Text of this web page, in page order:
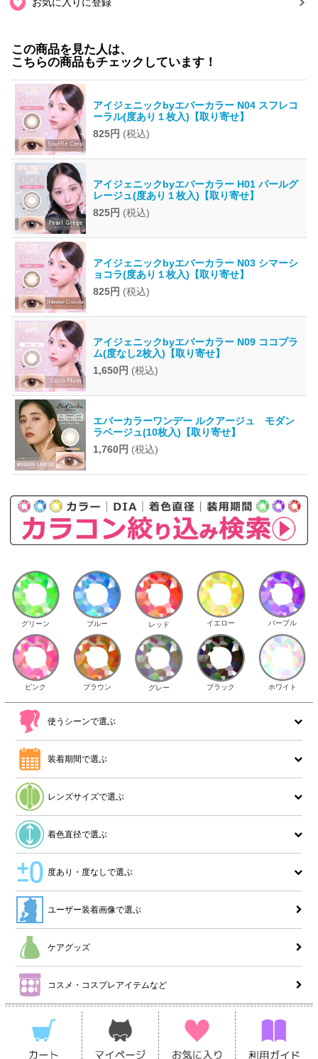
この商品を見た人は、
こちらの商品もチェックしています！
アイジェニックbyエバーカラー N04 スフレコ
ーラル(度あり１枚入)【取り寄せ】
825円 (税込)
アイジェニックbyエバーカラー H01 パールグ
レージュ(度あり１枚入)【取り寄せ】
825円 (税込)
アイジェニックbyエバーカラー N03 シマーシ
ョコラ(度あり１枚入)【取り寄せ】
825円 (税込)
アイジェニックbyエバーカラー N09 ココプラ
ム(度なし2枚入)【取り寄せ】
1,650円 (税込)
エバーカラーワンデー ルクアージュ モダン
ラベージュ(10枚入)【取り寄せ】
1,760円 (税込)
グリーン ブルー レッド イエロー パープル
ピンク ブラウン グレー ブラック ホワイト
使うシーンで選ぶ
装着期間で選ぶ
レンズサイズで選ぶ
着色直径で選ぶ
度あり・度なしで選ぶ
ユーザー装着画像で選ぶ
ケアグッズ
コスメ・コスプレアイテムなど